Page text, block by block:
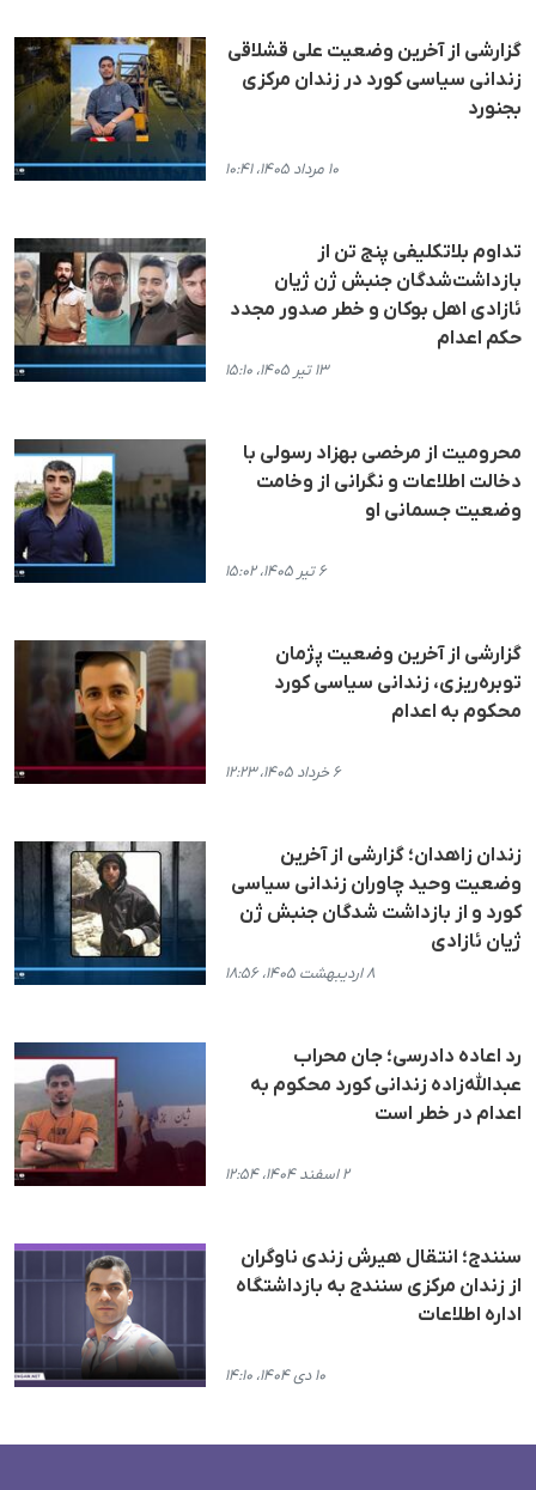
گزارشی از آخرین وضعیت علی قشلاقی
زندانی سیاسی کورد در زندان مرکزی
بجنورد
۱۰ مرداد ۱۴۰۵، ۱۰:۴۱
تداوم بلاتکلیفی پنج تن از
بازداشت‌شدگان جنبش ژن ژیان
ئازادی اهل بوکان و خطر صدور مجدد
حکم اعدام
۱۳ تیر ۱۴۰۵، ۱۵:۱۰
محرومیت از مرخصی بهزاد رسولی با
دخالت اطلاعات و نگرانی از وخامت
وضعیت جسمانی او
۶ تیر ۱۴۰۵، ۱۵:۰۲
گزارشی از آخرین وضعیت پژمان
توبره‌ریزی، زندانی سیاسی کورد
محکوم به اعدام
۶ خرداد ۱۴۰۵، ۱۲:۲۳
زندان زاهدان؛ گزارشی از آخرین
وضعیت وحید چاوران زندانی سیاسی
کورد و از بازداشت شدگان جنبش ژن
ژیان ئازادی
۸ اردیبهشت ۱۴۰۵، ۱۸:۵۶
رد اعاده دادرسی؛ جان محراب
عبدالله‌زاده زندانی کورد محکوم به
اعدام در خطر است
۲ اسفند ۱۴۰۴، ۱۲:۵۴
سنندج؛ انتقال هیرش زندی ناوگران
از زندان مرکزی سنندج به بازداشتگاه
اداره اطلاعات
۱۰ دی ۱۴۰۴، ۱۴:۱۰